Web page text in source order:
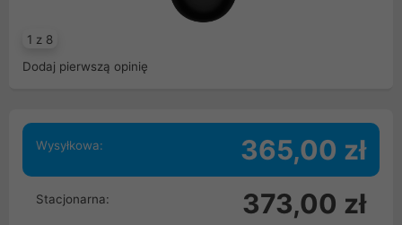
1 z 8
Dodaj pierwszą opinię
Wysyłkowa: 365,00 zł
Stacjonarna: 373,00 zł